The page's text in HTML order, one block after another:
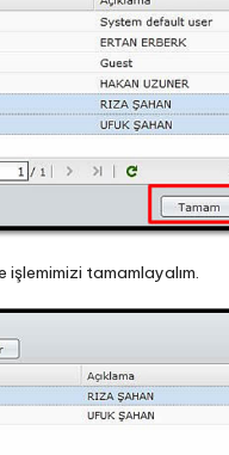
işlemimizi tamamlayalım.